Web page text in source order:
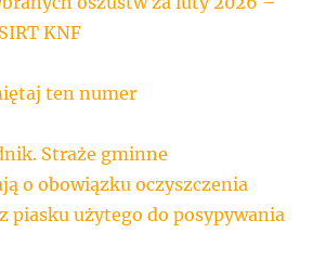
KNF
ten numer
Straże gminne
o obowiązku oczyszczenia
piasku użytego do posypywania